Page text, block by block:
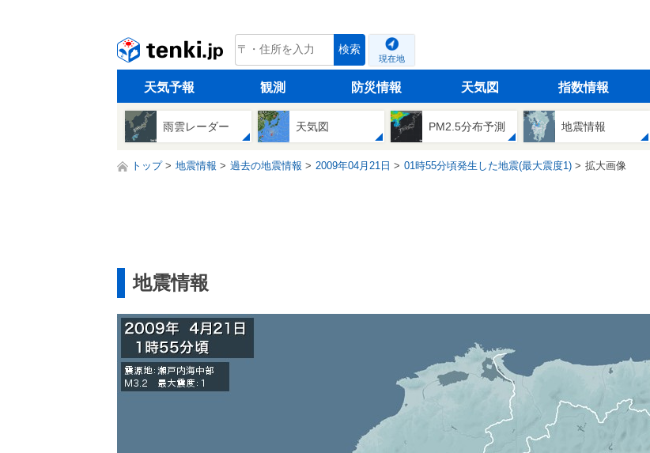
tenki.jp 検索
現在地
天気予報 観測 防災情報 天気図 指数情報
雨雲レーダー 天気図 PM2.5分布予測 地震情報
トップ 地震情報 過去の地震情報 2009年04月21日 01時55分頃発生した地震(最大震度1) 拡大画像
地震情報